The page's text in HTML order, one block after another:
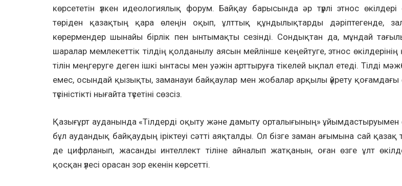
көрсететін үлкен идеологиялық форум. Байқау барысында әр түрлі этнос өкілдері
төріден қазақтың қара өлеңін оқып, ұлттық құндылықтарды дәріптегенде,
көрермендер шынайы бірлік пен ынтымақты сезінді. Сондықтан да, мұндай
шаралар мемлекеттік тілдің қолданылу аясын мейлінше кеңейтуге, этнос өкілдерінің
тілін меңгеруге деген ішкі ынтасы мен уәжін арттыруға тікелей ықпал етеді. Тілді
емес, осындай қызықты, заманауи байқаулар мен жобалар арқылы үйрету қоғамдағы
түсіністікті нығайта түсетіні сөзсіз.
Қазығұрт ауданында «Тілдерді оқыту және дамыту орталығының» ұйымдастыруымен
бұл аудандық байқаудың іріктеуі сәтті аяқталды. Ол бізге заман ағымына сай қазақ
де цифрланып, жасанды интеллект тіліне айналып жатқанын, оған өзге ұлт
қосқан үлесі орасан зор екенін көрсетті.